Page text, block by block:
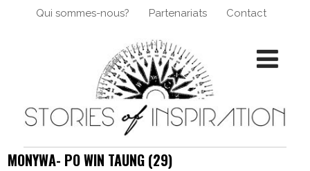
Qui sommes-nous? Partenariats Contact
MONYWA- PO WIN TAUNG (29)